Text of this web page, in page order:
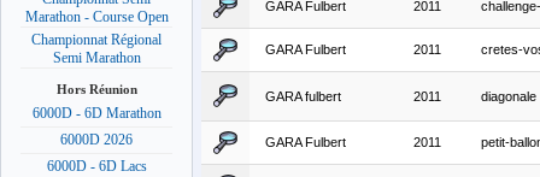
Marathon - Course Open
Championnat Régional
Semi Marathon
Hors Réunion
6000D - 6D Marathon
6000D 2026
6000D - 6D Lacs
GARA Fulbert 2011
GARA Fulbert 2011 cretes-
GARA fulbert 2011 diagonale
GARA Fulbert 2011 petit-